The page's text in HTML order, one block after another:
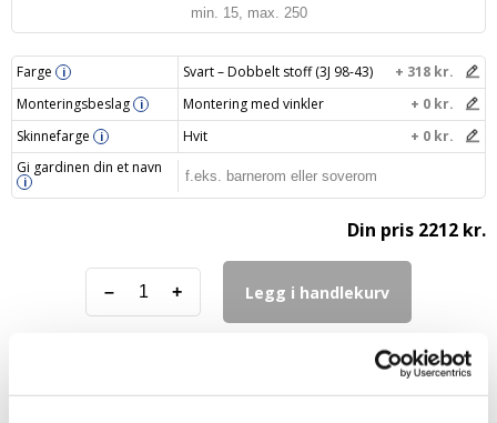
Farge i Svart – Dobbelt stoff (3J 98-43)
+ 318 kr.
Monteringsbeslag
i Montering med vinkler
+ 0 kr.
Skinnefarge
i Hvit
+ 0 kr.
Gi gardinen din et navn
i
Din pris 2212 kr.
– + Legg i handlekurv